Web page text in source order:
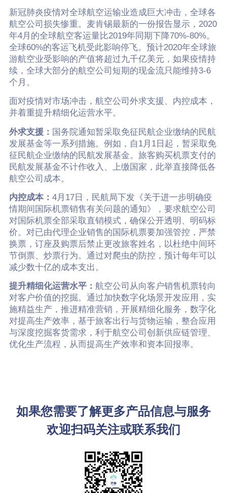
新冠肺炎疫情对全球航空运输业造成巨大冲击，全球各
航空公司损失惨重。麦肯锡最新的一份报告显示，2020
年4月的全球航空客运量比2019年同期下降70%-80%。
全球60%的客运飞机受此影响停飞。预计2020年全球旅
游航空业受影响的产值将超过九千亿美元，如果疫情持
续，全球大部分的航空公司短期的现金流只能维持3-6
个月。
面对疫情对市场冲击，航空公司外求支援、内控成本，
并着重提升精细化运营水平。
外求支援： 国务院通知暂采取免征民航企业缴纳的民航
发展基金等一系列措施。例如，自1月1日起，暂采取免
征民航企业缴纳的民航发展基金。旅客购买机票支付的
民航发展基金不计作收入、上缴国家，此举直接降低各
航空公司成本。
内控成本： 4月17日，民航局下发《关于进一步明确疫
情期间国际机票销售有关问题的通知》，要求航空公司
对国际机票全部采取直销模式，确保公开透明、明码标
价。对已由代理企业销售的国际机票要加强管控，严禁
换票，订座及购票后禁止更改旅客姓名，以杜绝中间环
节倒票、炒票行为。通过对爬虫的防控，预计每年可以
减少数十亿的成本支出。
提升精细化运营水平： 航空公司从向客户销售机票转向
对客户价值的挖掘。通过加快数字化场景开发应用，实
施精益生产，推进精准营销，开展精细化服务，数字化
对提高生产效率，基于旅客出行与货物运输，整合应用
与深度挖掘客货需求，利于航空公司创新供应链管理、
优化生产流程，从而提高生产效率和资本回报率。
如果您需要了解更多产品信息与服务
欢迎扫码关注或联系我们